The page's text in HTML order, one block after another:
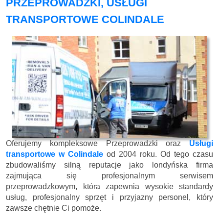
PRZEPROWADZKI, USŁUGI
TRANSPORTOWE COLINDALE
Oferujemy kompleksowe Przeprowadzki orazUsługi
transportowe w Colindale od 2004 roku. Od tego czasu
zbudowaliśmy silną reputacje jako londyńska firma
zajmująca się profesjonalnym serwisem
przeprowadzkowym, która zapewnia wysokie standardy
usług, profesjonalny sprzęt i przyjazny personel, który
zawsze chętnie Ci pomoże.